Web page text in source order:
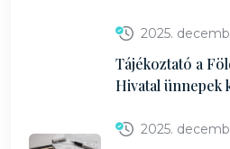
2025.
Tájékoztató a
Hivatal
2025.